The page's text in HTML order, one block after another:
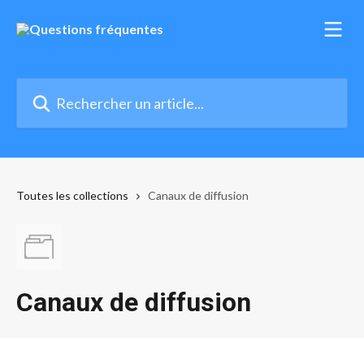
Toutes les collections Canaux de diffusion
Canaux de diffusion